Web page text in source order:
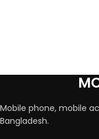
Mobile phone, mobile
Bangladesh.